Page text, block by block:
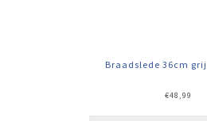
Braadslede 36cm
€48,99